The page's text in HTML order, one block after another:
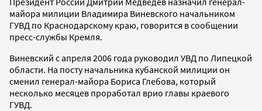
майора милиции Владимира Виневского начальником
ГУВД по Краснодарскому краю, говорится в сообщении
пресс-службы Кремля.
Виневский с апреля 2006 года руководил УВД по Липецкой
области. На посту начальника кубанской милиции он
сменил генерал-майора Бориса Глебова, который
несколько месяцев проработал врио главы краевого
ГУВД.